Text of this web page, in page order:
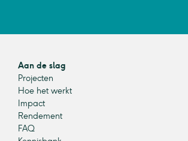
Aan de slag
Projecten
Hoe het werkt
Impact
Rendement
FAQ